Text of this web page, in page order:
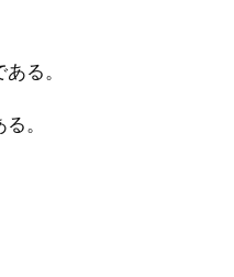
る。
。